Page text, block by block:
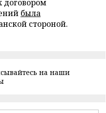
договором
была
стороной.
на наши